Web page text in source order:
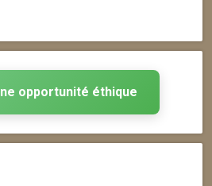
opportunité éthique